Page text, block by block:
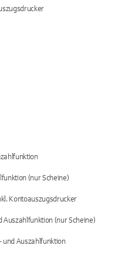
(nur Scheine)
Kontoauszugsdrucker
Auszahlfunktion (nur Scheine)
und Auszahlfunktion